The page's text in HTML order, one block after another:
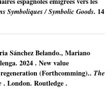
Symboliques / Symbolic Goods. 14
Sánchez Belando., Mariano
. 2024. New value
(Forthcomming).. The
. London. Routledge .